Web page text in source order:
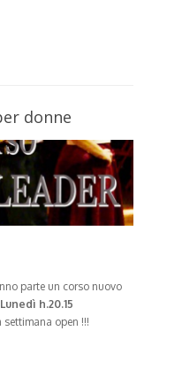
donne
parte un corso nuovo
h.20.15
open !!!